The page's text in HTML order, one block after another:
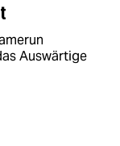
Auswärtige